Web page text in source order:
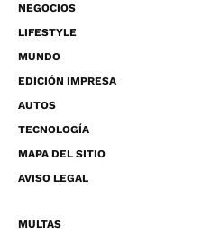
NEGOCIOS
LIFESTYLE
MUNDO
EDICIÓN IMPRESA
AUTOS
TECNOLOGÍA
MAPA DEL SITIO
AVISO LEGAL
MULTAS